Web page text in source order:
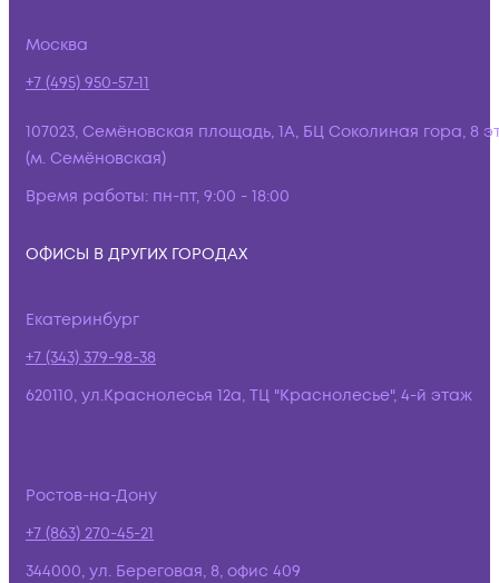
Москва
+7 (495) 950-57-11
107023, Семёновская площадь, 1А, БЦ Соколиная гора, 8
(м. Семёновская)
Время работы: пн-пт, 9:00 - 18:00
ОФИСЫ В ДРУГИХ ГОРОДАХ
Екатеринбург
+7 (343) 379-98-38
620110, ул.Краснолесья 12а, ТЦ "Краснолесье", 4-й этаж
Ростов-на-Дону
+7 (863) 270-45-21
344000, ул. Береговая, 8, офис 409